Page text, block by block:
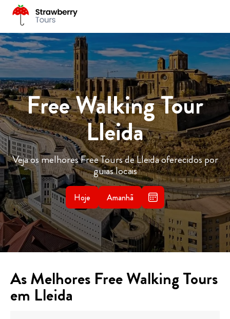
Free Walking Tour
Lleida
Veja os melhores Free Tours de Lleida oferecidos por
guias locais
Hoje Amanhã
As Melhores Free Walking Tours
em Lleida